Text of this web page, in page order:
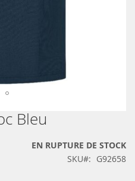
Bleu
EN RUPTURE DE STOCK
SKU
G92658